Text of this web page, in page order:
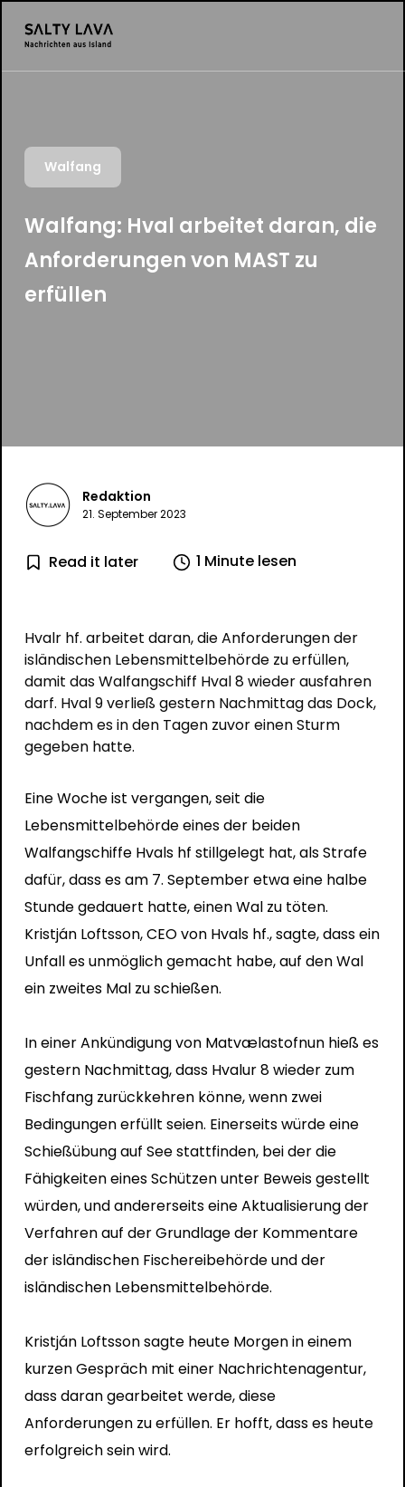
Walfang
Walfang: Hval arbeitet daran, die
Anforderungen von MAST zu
erfüllen
Redaktion
21. September 2023
Read it later 1 Minute lesen
Hvalr hf. arbeitet daran, die Anforderungen der
isländischen Lebensmittelbehörde zu erfüllen,
damit das Walfangschiff Hval 8 wieder ausfahren
darf. Hval 9 verließ gestern Nachmittag das Dock,
nachdem es in den Tagen zuvor einen Sturm
gegeben hatte.
Eine Woche ist vergangen, seit die
Lebensmittelbehörde eines der beiden
Walfangschiffe Hvals hf stillgelegt hat, als Strafe
dafür, dass es am 7. September etwa eine halbe
Stunde gedauert hatte, einen Wal zu töten.
Kristján Loftsson, CEO von Hvals hf., sagte, dass ein
Unfall es unmöglich gemacht habe, auf den Wal
ein zweites Mal zu schießen.
In einer Ankündigung von Matvælastofnun hieß es
gestern Nachmittag, dass Hvalur 8 wieder zum
Fischfang zurückkehren könne, wenn zwei
Bedingungen erfüllt seien. Einerseits würde eine
Schießübung auf See stattfinden, bei der die
Fähigkeiten eines Schützen unter Beweis gestellt
würden, und andererseits eine Aktualisierung der
Verfahren auf der Grundlage der Kommentare
der isländischen Fischereibehörde und der
isländischen Lebensmittelbehörde.
Kristján Loftsson sagte heute Morgen in einem
kurzen Gespräch mit einer Nachrichtenagentur,
dass daran gearbeitet werde, diese
Anforderungen zu erfüllen. Er hofft, dass es heute
erfolgreich sein wird.